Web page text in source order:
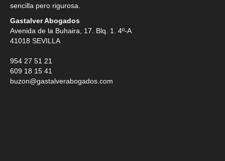
sencilla pero rigurosa.
Gastalver Abogados
Avenida de la Buhaira, 17. Blq. 1. 4º-A
41018 SEVILLA
954 27 51 21
609 18 15 41
buzon@gastalverabogados.com